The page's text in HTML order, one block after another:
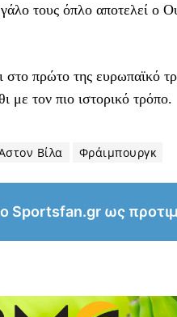
τους όπλο αποτελεί ο
στο πρώτο της ευρωπαϊκό
με τον πιο ιστορικό τρόπο.
Βίλα Φράιμπουργκ
Sportsfan.gr ως